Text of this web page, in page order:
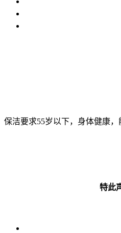
保洁要求55岁以下，身体健康
特此